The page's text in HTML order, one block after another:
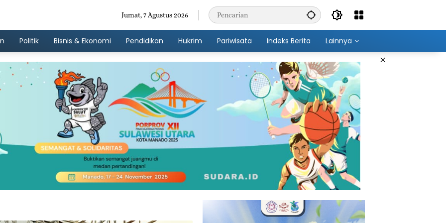
Jumat, 7 Agustus 2026
Politik Bisnis & Ekonomi Pendidikan Hukrim Pariwisata Indeks Berita Lainnya
×